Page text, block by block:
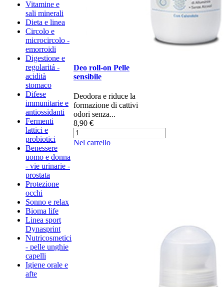
Vitamine e
sali minerali
Dieta e linea
Circolo e
microcircolo -
emorroidi
Digestione e
regolaritá -
acidità
stomaco
Difese
immunitarie e
antiossidanti
Fermenti
lattici e
probiotici
Benessere
uomo e donna
- vie urinarie -
prostata
Protezione
occhi
Sonno e relax
Bioma life
Linea sport
Dynasprint
Nutricosmetici
- pelle unghie
capelli
Igiene orale e
afte
Deo roll-on Pelle
sensibile
Deodora e riduce la
formazione di cattivi
odori senza...
8,90 €
Nel carrello